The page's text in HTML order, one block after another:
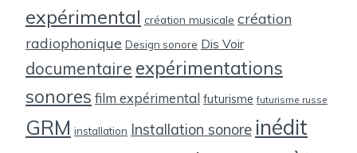
expérimental création musicale création
radiophonique Design sonore Dis Voir
documentaire expérimentations
sonores film expérimental futurisme futurisme russe
GRM installation Installation sonore inédit